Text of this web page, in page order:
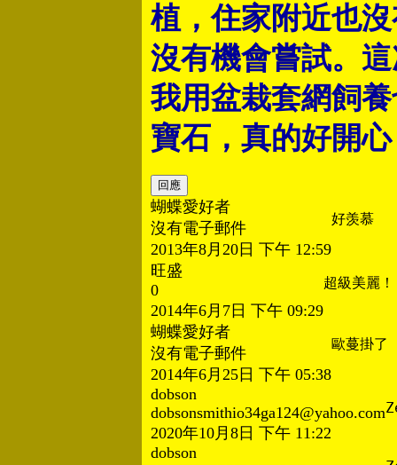
植，住家附近也
沒有機會嘗試。
我用盆栽套網飼
寶石，真的好開
蝴蝶愛好者
沒有電子郵件
2013年8月20日 下午 12:59
好羡慕
旺盛
0
2014年6月7日 下午 09:29
超級美麗
蝴蝶愛好者
沒有電子郵件
2014年6月25日 下午 05:38
歐蔓掛了
dobson
dobsonsmithio34ga124@yahoo.com
2020年10月8日 下午 11:22
dobson